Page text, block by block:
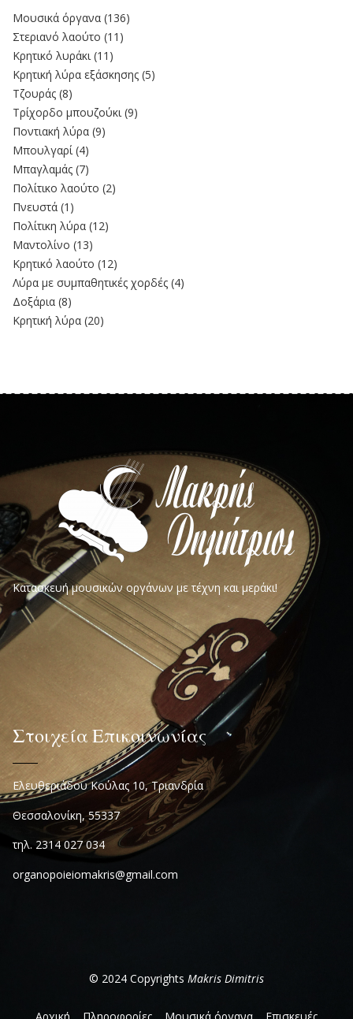
Moυσικά όργανα (136)
Στεριανό λαούτο (11)
Kρητικό λυράκι (11)
Κρητική λύρα εξάσκησης (5)
Τζουράς (8)
Τρίχορδο μπουζούκι (9)
Ποντιακή λύρα (9)
Μπουλγαρί (4)
Μπαγλαμάς (7)
Πολίτικο λαούτο (2)
Πνευστά (1)
Πολίτικη λύρα (12)
Μαντολίνο (13)
Κρητικό λαούτο (12)
Λύρα με συμπαθητικές χορδές (4)
Δοξάρια (8)
Κρητική λύρα (20)
Κατασκευή μουσικών οργάνων με τέχνη και μεράκι!
Στοιχεία Επικοινωνίας
Ελευθεριάδου Κούλας 10, Τριανδρία
Θεσσαλονίκη, 55337
τηλ. 2314 027 034
organopoieiomakris@gmail.com
© 2024 Copyrights Makris Dimitris